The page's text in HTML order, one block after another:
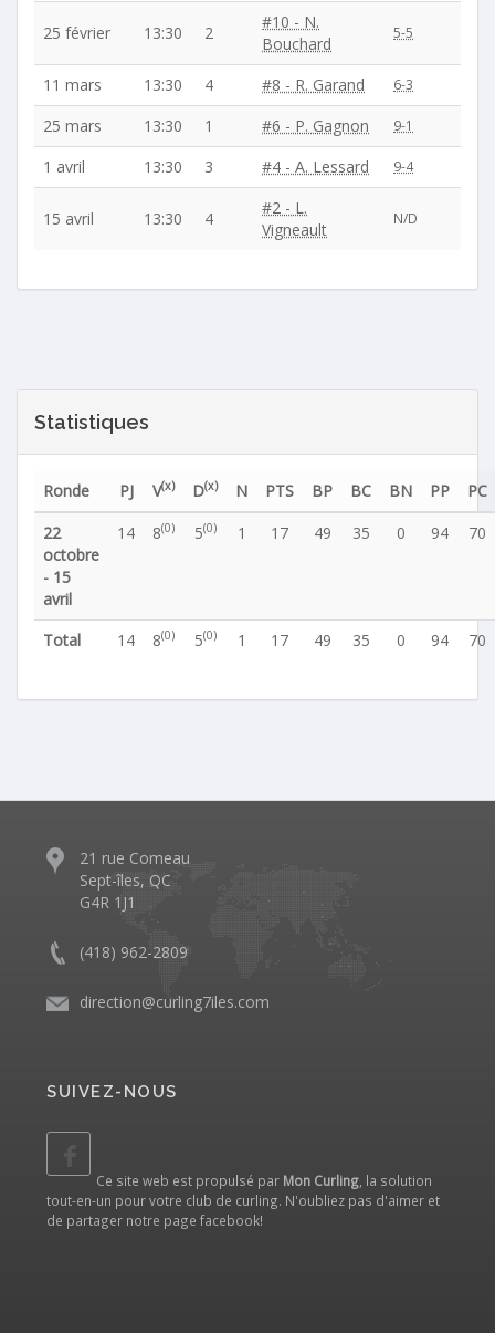
25 février 13:30 2
#10 - N.
Bouchard
5-5
11 mars 13:30 4 #8 - R. Garand 6-3
25 mars 13:30 1 #6 - P. Gagnon 9-1
1 avril 13:30 3 #4 - A. Lessard 9-4
15 avril 13:30 4
#2 - L.
Vigneault
N/D
Statistiques
Ronde PJ V(x) D(x) N PTS BP BC BN PP
PC
22
octobre
- 15
avril
14 8(0) 5(0) 1 17 49 35 0 94 70
Total 14 8(0) 5(0) 1 17 49 35 0 94 70
21 rue Comeau
Sept-îles, QC
G4R 1J1
(418) 962-2809
direction@curling7iles.com
SUIVEZ-NOUS
Ce site web est propulsé par Mon Curling , la solution
tout-en-un pour votre club de curling. N'oubliez pas d'aimer et
de partager notre page facebook!